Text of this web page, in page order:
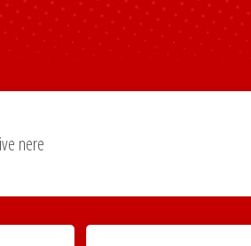
nere